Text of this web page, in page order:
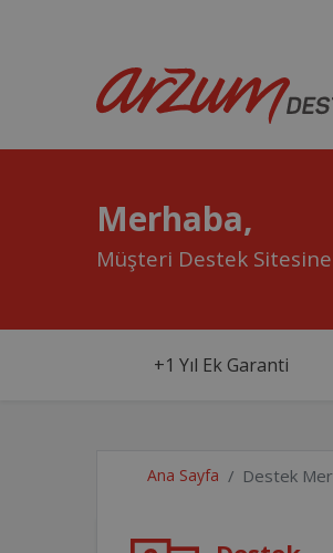
Merhaba,
Müşteri Destek
+1 Yıl Ek Garanti
Ana Sayfa Destek